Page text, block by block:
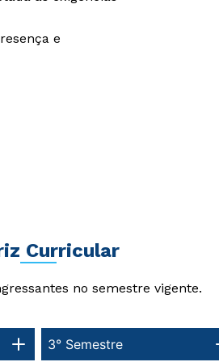
e
Curricular
no semestre vigente.
3° Semestre